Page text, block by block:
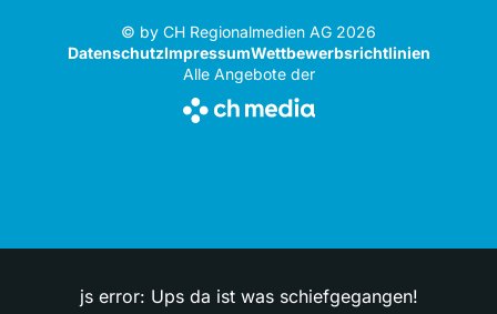
© by CH Regionalmedien AG 2026
DatenschutzImpressumWettbewerbsrichtlinien
Alle Angebote der
js error: Ups da ist was schiefgegangen!